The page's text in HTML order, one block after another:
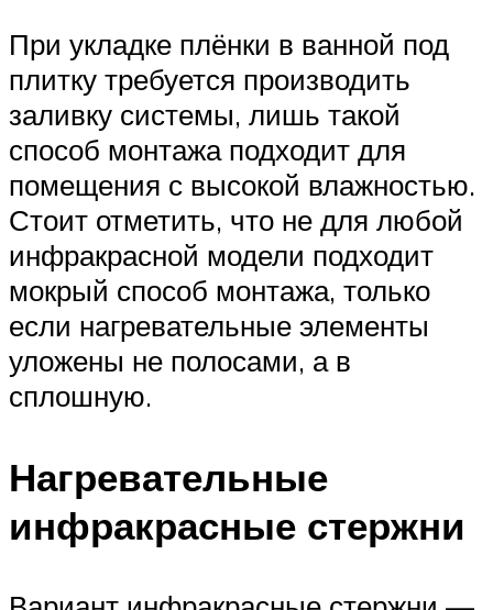
При укладке плёнки в ванной под
плитку требуется производить
заливку системы, лишь такой
способ монтажа подходит для
помещения с высокой влажностью.
Стоит отметить, что не для любой
инфракрасной модели подходит
мокрый способ монтажа, только
если нагревательные элементы
уложены не полосами, а в
сплошную.
Нагревательные
инфракрасные стержни